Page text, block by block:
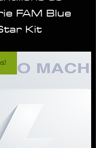
FAM Blue
Kit